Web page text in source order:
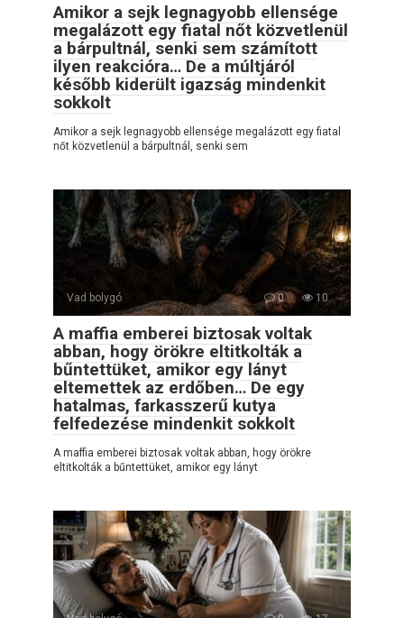
Amikor a sejk legnagyobb ellensége
megalázott egy fiatal nőt közvetlenül
a bárpultnál, senki sem számított
ilyen reakcióra… De a múltjáról
később kiderült igazság mindenkit
sokkolt
Amikor a sejk legnagyobb ellensége megalázott egy fiatal
nőt közvetlenül a bárpultnál, senki sem
Vad bolygó 0 10
A maffia emberei biztosak voltak
abban, hogy örökre eltitkolták a
bűntettüket, amikor egy lányt
eltemettek az erdőben… De egy
hatalmas, farkasszerű kutya
felfedezése mindenkit sokkolt
A maffia emberei biztosak voltak abban, hogy örökre
eltitkolták a bűntettüket, amikor egy lányt